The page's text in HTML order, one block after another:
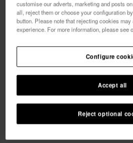
m
AJOUTER AU
réduction
customise our adverts, marketing and posts
all, reject them or choose your configuration
button. Please note that rejecting cookies
experience. For more information, please see
Reject optional
Accept all
Configure